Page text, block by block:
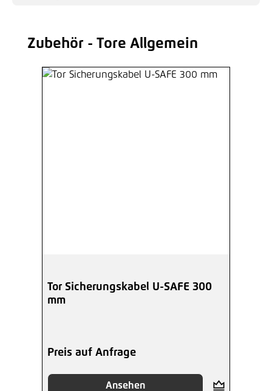
Produktgalerie überspringen
Zubehör - Tore Allgemein
Tor Sicherungskabel U-SAFE 300
mm
Preis auf Anfrage
Ansehen